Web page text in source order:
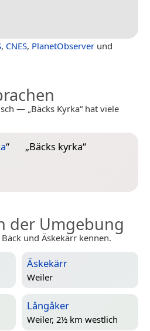
, CNES, PlanetObserver und
— „Bäcks Kyrka“ hat viele
“
„Bäcks kyrka“
der Umgebung
und Äskekärr kennen.
Äskekärr
Weiler
Långåker
Weiler, 2½ km westlich